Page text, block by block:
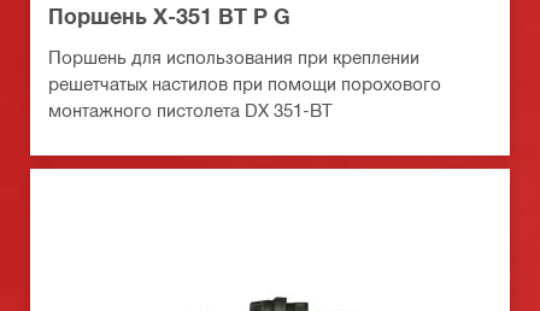
Поршень X-351 BT P G
Поршень для использования при креплении
решетчатых настилов при помощи порохового
монтажного пистолета DX 351-BT